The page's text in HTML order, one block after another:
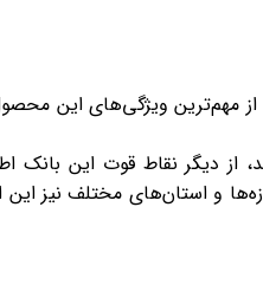
از مهم‌ترین ویژگی‌های این
نقاط قوت این بانک
و استان‌های مختلف نیز این